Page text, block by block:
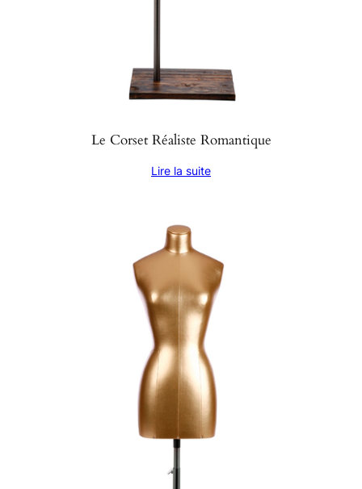
Le Corset Réaliste Romantique
Lire la suite